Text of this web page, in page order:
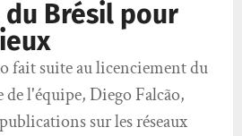
Brésil pour
fait suite au licenciement du
l'équipe, Diego Falcão,
sur les réseaux